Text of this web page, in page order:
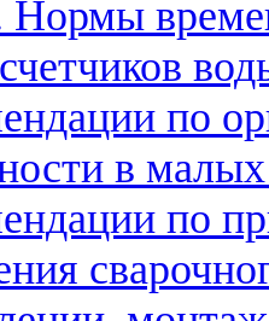
Нормы
по
в
по